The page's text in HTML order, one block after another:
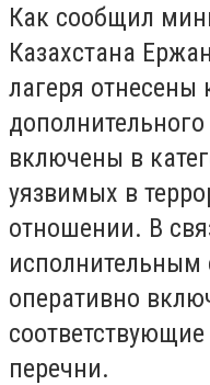
Как сообщил
Казахстана
лагеря отнесены
включены в
уязвимых в
отношении. В
исполнительным
оперативно
перечни.